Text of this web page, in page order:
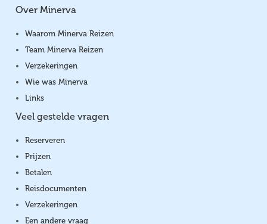
Over Minerva
Waarom Minerva Reizen
Team Minerva Reizen
Verzekeringen
Wie was Minerva
Links
Veel gestelde vragen
Reserveren
Prijzen
Betalen
Reisdocumenten
Verzekeringen
Een andere vraag